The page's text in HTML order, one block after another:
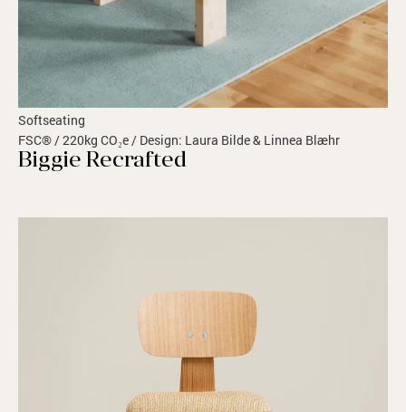
Softseating
FSC® / 220kg CO₂e / Design: Laura Bilde & Linnea Blæhr
Biggie Recrafted